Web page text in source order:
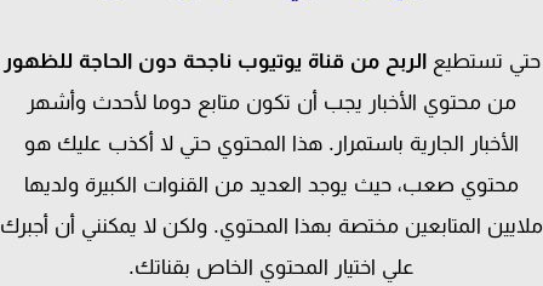
تستطيعالربح من قناة يوتيوب ناجحة دون الحاجة للظهور
من محتوي الأخبار يجب أن تكون متابع دوما لأحدث وأشهر
الأخبار الجارية باستمرار. هذا المحتوي حتي لا أكذب عليك هو
محتوي صعب، حيث يوجد العديد من القنوات الكبيرة ولديها
المتابعين مختصة بهذا المحتوي. ولكن لا يمكنني أن أجبرك
علي اختيار المحتوي الخاص بقناتك.